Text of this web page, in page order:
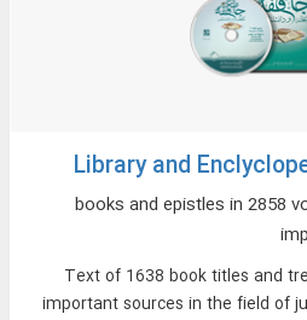
Library and
1638 books and epistles in
Text of 1638 book titles and
important sources in the field of